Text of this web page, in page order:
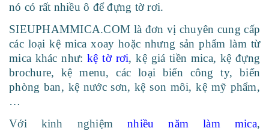
nó có rất nhiều ô để đựng tờ rơi.
SIEUPHAMMICA.COM là đơn vị chuyên cung cấp
các loại kệ mica xoay hoặc nhưng sản phẩm làm từ
mica khác như:kệ tờ rơi, kệ giá tiền mica, kệ đựng
brochure, kệ menu, các loại biển công ty, biển
phòng ban, kệ nước sơn, kệ son môi, kệ mỹ phẩm,
…
Với kinh nghiệmnhiều năm làm mica,